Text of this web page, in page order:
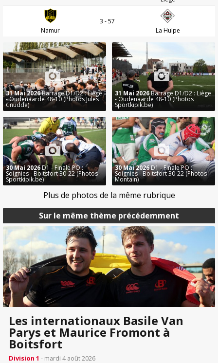
Sur le même thème précédemment
Les internationaux Basile Van
Parys et Maurice Fromont à
Boitsfort
Division 1 - mardi 4 août 2026
Namur
3 - 57
La Hulpe
31 Mai 2026Barrage D1/D2 : Liège
- Oudenaarde 48-10 (Photos Jules
Cnudde)
31 Mai 2026Barrage D1/D2 : Liège
- Oudenaarde 48-10 (Photos
Sportkipik.be)
30 Mai 2026D1 - Finale PO :
Soignies - Boitsfort 30-22 (Photos
Sportkipik.be)
30 Mai 2026D1 - Finale PO :
Soignies - Boitsfort 30-22 (Photos
Montain)
Plus de photos de la même rubrique